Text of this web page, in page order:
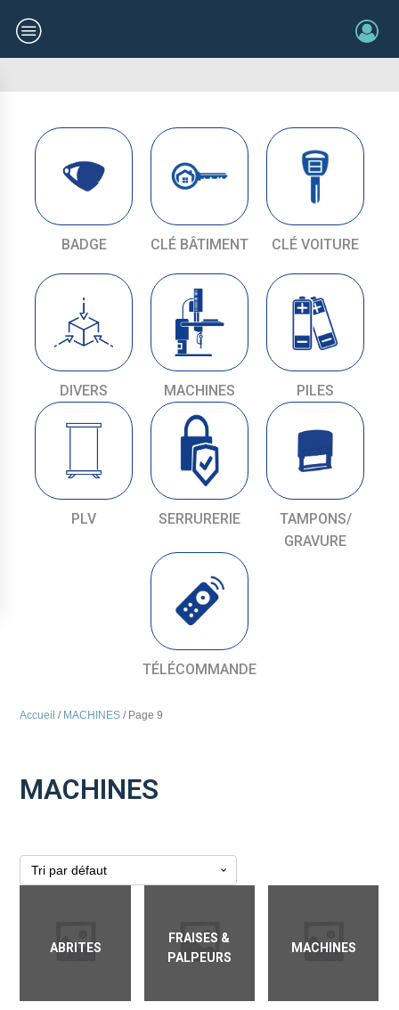
BADGE CLÉ BÂTIMENT CLÉ VOITURE
DIVERS MACHINES PILES
PLV SERRURERIE
TAMPONS/
GRAVURE
TÉLÉCOMMANDE
Accueil / MACHINES / Page 9
MACHINES
ABRITES
FRAISES &
PALPEURS
MACHINES